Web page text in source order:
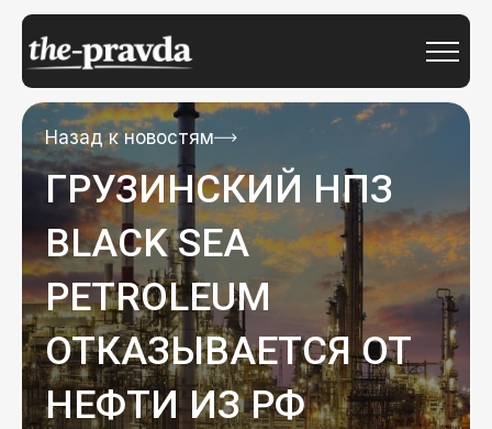
Назад к новостям
ГРУЗИНСКИЙ НПЗ
BLACK SEA
PETROLEUM
ОТКАЗЫВАЕТСЯ ОТ
НЕФТИ ИЗ РФ